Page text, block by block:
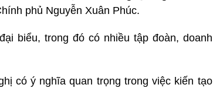
phủ Nguyễn Xuân Phúc.
biểu, trong đó có nhiều tập đoàn, doanh
có ý nghĩa quan trọng trong việc kiến tạo